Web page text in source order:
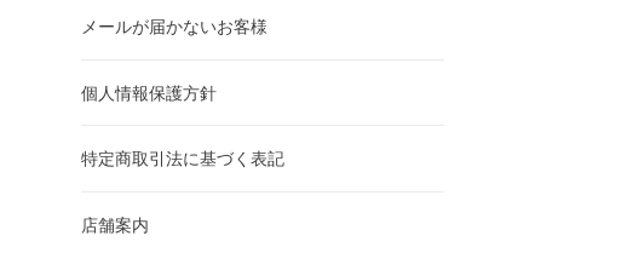
メールが届かないお客様
個人情報保護方針
特定商取引法に基づく表記
店舗案内